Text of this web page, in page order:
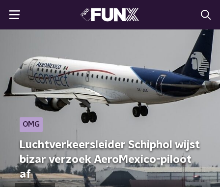
OMG
Luchtverkeersleider Schiphol wijst
bizar verzoek AeroMexico-piloot
af